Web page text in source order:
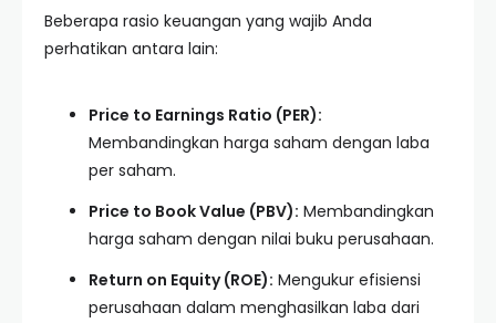
Beberapa rasio keuangan yang wajib Anda
perhatikan antara lain:
Price to Earnings Ratio (PER):
Membandingkan harga saham dengan laba
per saham.
Price to Book Value (PBV): Membandingkan
harga saham dengan nilai buku perusahaan.
Return on Equity (ROE): Mengukur efisiensi
perusahaan dalam menghasilkan laba dari